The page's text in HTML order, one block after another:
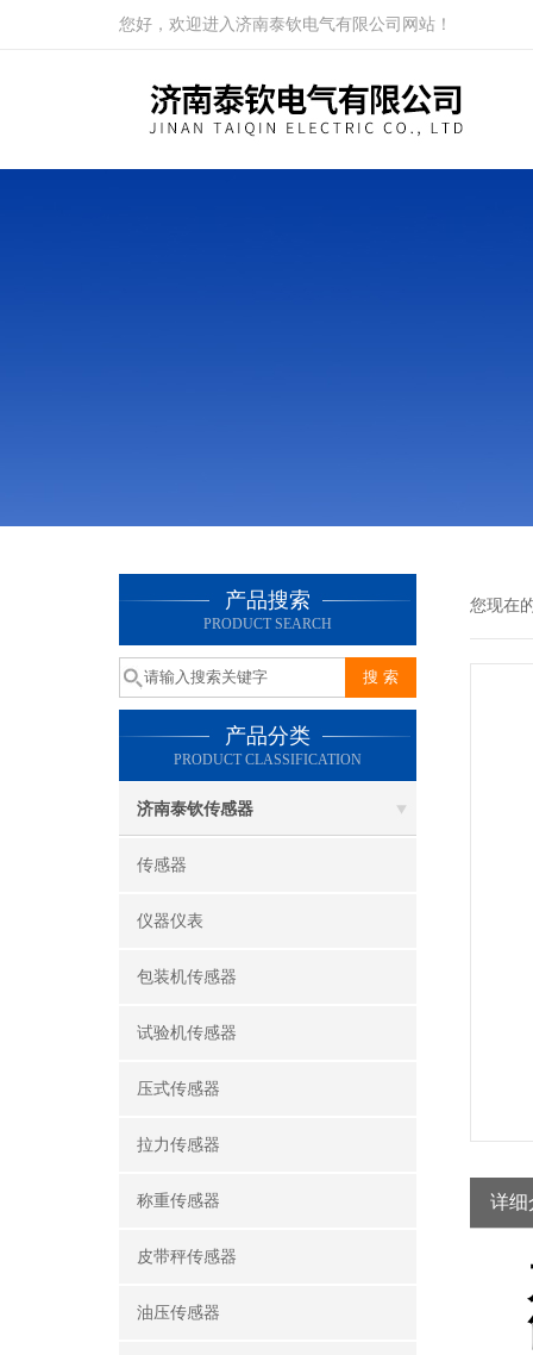
您好，欢迎进入济南泰钦电气有限公司网站！
产品搜索
PRODUCT SEARCH
产品分类
PRODUCT CLASSIFICATION
济南泰钦传感器
传感器
仪器仪表
包装机传感器
试验机传感器
压式传感器
拉力传感器
称重传感器
皮带秤传感器
油压传感器
您现在
详细